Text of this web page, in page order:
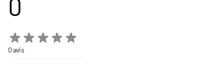
0
0 avis